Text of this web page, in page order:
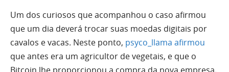
Um dos curiosos que acompanhou o caso afirmou
que um dia deverá trocar suas moedas digitais por
cavalos e vacas. Neste ponto, psyco_llama afirmou
que antes era um agricultor de vegetais, e que o